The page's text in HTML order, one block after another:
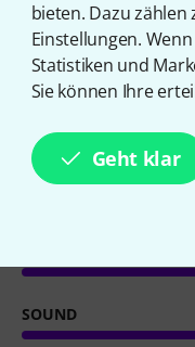
bieten. Dazu
Einstellungen.
Statistiken und
Sie können Ihre
Geht klar
75
ANSPRACHE
SOUND